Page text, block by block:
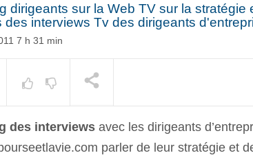
dirigeants sur la Web TV sur la stratégie
des interviews Tv des dirigeants
7 h 31 min
des interviews avec les dirigeants
parler de leur stratégie et